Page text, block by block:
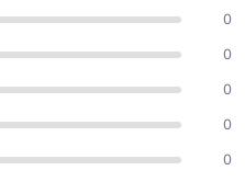
0
0
0
0
0